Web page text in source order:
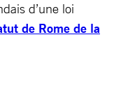
d’une loi
de Rome de la